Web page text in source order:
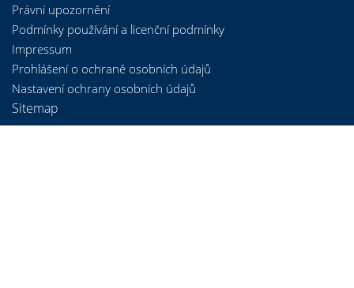
Právní upozornění
Podmínky používání a licenční podmínky
Impressum
Prohlášení o ochraně osobních údajů
Nastavení ochrany osobních údajů
Sitemap